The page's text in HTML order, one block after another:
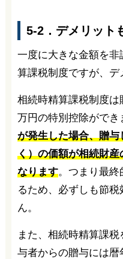
5-2．デメリット
一度に大きな金額を
算課税制度ですが、デ
相続時精算課税制度
万円の特別控除ができ
が発生した場合、贈
く）の価額が相続財
なります。つまり最終
るため、必ずしも節
ん。
また、相続時精算課
与者からの贈与には暦